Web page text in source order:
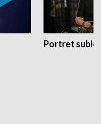
Portret